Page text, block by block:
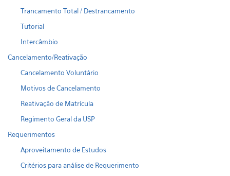
Trancamento Total / Destrancamento
Tutorial
Intercâmbio
Cancelamento/Reativação
Cancelamento Voluntário
Motivos de Cancelamento
Reativação de Matrícula
Regimento Geral da USP
Requerimentos
Aproveitamento de Estudos
Critérios para análise de Requerimento